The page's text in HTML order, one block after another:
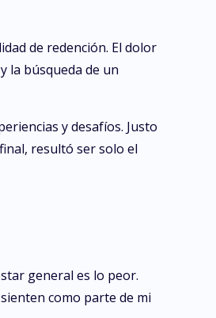
de redención. El dolor
la búsqueda de un
y desafíos. Justo
resultó ser solo el
general es lo peor.
como parte de mi